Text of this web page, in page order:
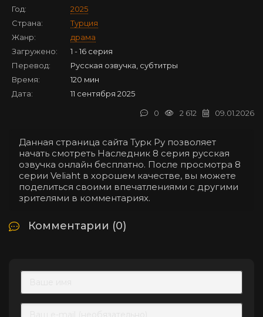
Год:
2025
Страна:
Турция
Жанр:
драма
Загружено:
1 - 16 серия
Перевод:
Русская озвучка, субтитры
Время:
120 мин
Дата:
11 сентября 2025
09.01.2026
2 612
0
Данная страница сайта Турк Ру позволяет
начать смотреть Наследник 8 серия русская
озвучка онлайн бесплатно. После просмотра 8
серии Veliaht в хорошем качестве, вы можете
поделиться своими впечатлениями с другими
зрителями в комментариях.
Комментарии (0)